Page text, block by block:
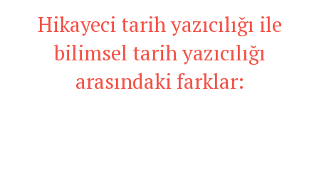
Hikayeci tarih yazıcılığı ile
bilimsel tarih yazıcılığı
arasındaki farklar: